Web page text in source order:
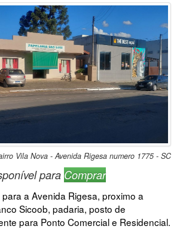
Vila Nova - Avenida Rigesa numero 1775 - SC
para Comprar
a Avenida Rigesa, proximo a
Sicoob, padaria, posto de
para Ponto Comercial e Residencial.